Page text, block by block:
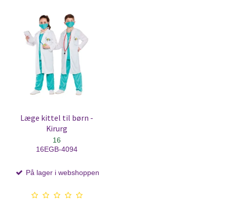
Læge kittel til børn -
Kirurg
16
16EGB-4094
På lager i webshoppen